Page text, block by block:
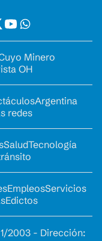
Minero
OH
Argentina
redes
SaludTecnología
EmpleosServicios
Edictos
2003 - Dirección: